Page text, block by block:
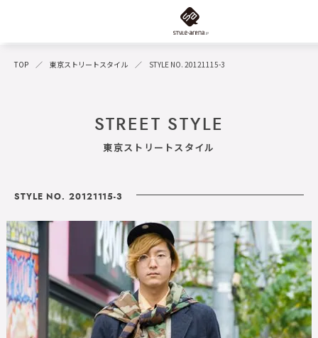
TOP 東京ストリートスタイル STYLE NO. 20121115-3
STREET STYLE
東京ストリートスタイル
STYLE NO. 20121115-3